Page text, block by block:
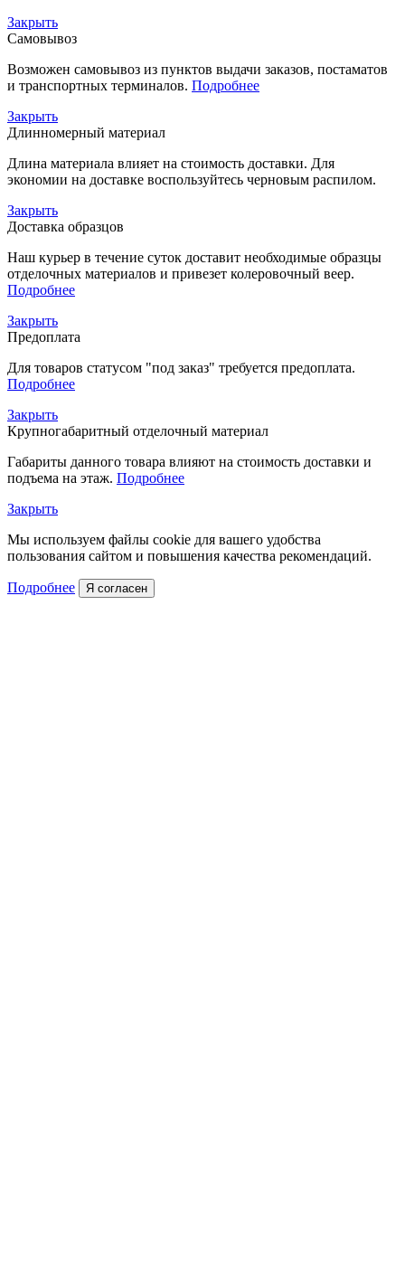
Закрыть
Самовывоз
Возможен самовывоз из пунктов выдачи заказов, постаматов
и транспортных терминалов. Подробнее
Закрыть
Длинномерный материал
Длина материала влияет на стоимость доставки. Для
экономии на доставке воспользуйтесь черновым распилом.
Закрыть
Доставка образцов
Наш курьер в течение суток доставит необходимые образцы
отделочных материалов и привезет колеровочный веер.
Подробнее
Закрыть
Предоплата
Для товаров статусом "под заказ" требуется предоплата.
Подробнее
Закрыть
Крупногабаритный отделочный материал
Габариты данного товара влияют на стоимость доставки и
подъема на этаж. Подробнее
Закрыть
Мы используем файлы cookie для вашего удобства
пользования сайтом и повышения качества рекомендаций.
Подробнее Я согласен